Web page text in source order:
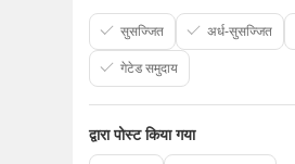
सुसज्जित अर्ध-सुसज्जित
गेटेड समुदाय
द्वारा पोस्ट किया गया